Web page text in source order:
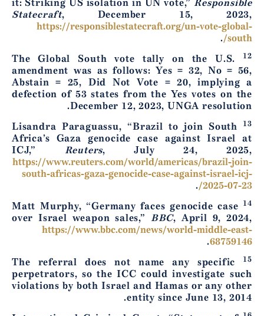
it: Striking US isolation in UN vote,”Responsible
Statecraft, December 15, 2023,
https://responsiblestatecraft.org/un-vote-global-
south/
.
12
The Global South vote tally on the U.S.
amendment was as follows: Yes = 32, No = 56,
Abstain = 25, Did Not Vote = 20, implying a
defection of 53 states from the Yes votes on the
December 12, 2023, UNGA resolution.
13
Lisandra Paraguassu, “Brazil to join South
Africa’s Gaza genocide case against Israel at
ICJ,” Reuters, July 24, 2025,
https://www.reuters.com/world/americas/brazil-join-
south-africas-gaza-genocide-case-against-israel-icj-
2025-07-23/
.
14
Matt Murphy, “Germany faces genocide case
over Israel weapon sales,” BBC, April 9, 2024,
https://www.bbc.com/news/world-middle-east-
68759146
.
15
The referral does not name any specific
perpetrators, so the ICC could investigate such
violations by both Israel and Hamas or any other
entity since June 13, 2014.